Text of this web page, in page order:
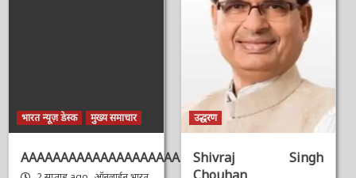
भारत न्यूज़ डेस्क मुख्य समाचार
AAAAAAAAAAAAAAAAAAAAAAAAAAAAAAAAA
उद्धरण
Shivraj Singh